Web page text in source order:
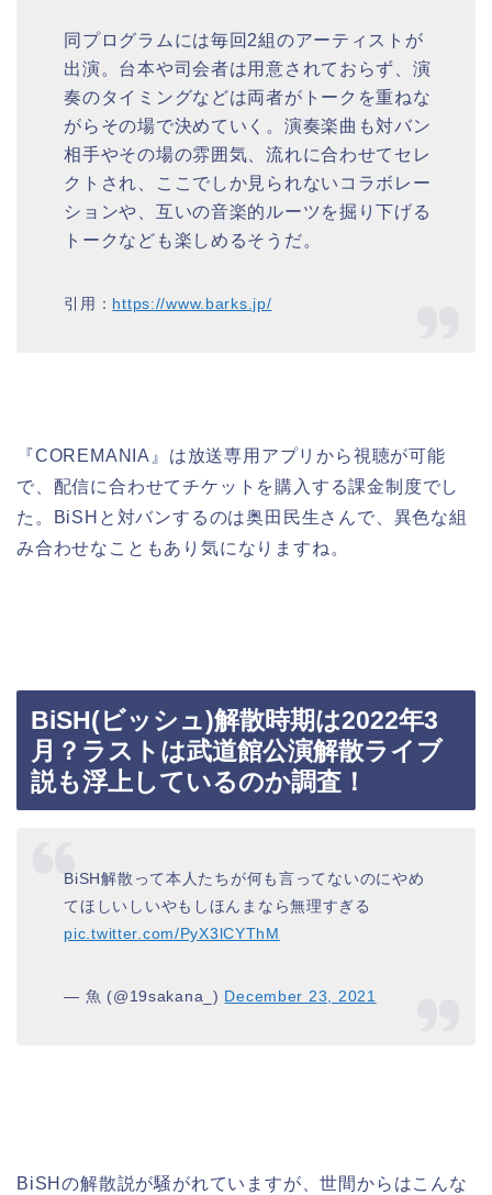
同プログラムには毎回2組のアーティストが
出演。台本や司会者は用意されておらず、演
奏のタイミングなどは両者がトークを重ねな
がらその場で決めていく。演奏楽曲も対バン
相手やその場の雰囲気、流れに合わせてセレ
クトされ、ここでしか見られないコラボレー
ションや、互いの音楽的ルーツを掘り下げる
トークなども楽しめるそうだ。
引用： https://www.barks.jp/
『COREMANIA』は放送専用アプリから視聴が可能
で、配信に合わせてチケットを購入する課金制度でし
た。BiSHと対バンするのは奥田民生さんで、異色な組
み合わせなこともあり気になりますね。
BiSH(ビッシュ)解散時期は2022年3
月？ラストは武道館公演解散ライブ
説も浮上しているのか調査！
BiSH解散って本人たちが何も言ってないのにやめ
てほしいしいやもしほんまなら無理すぎる
pic.twitter.com/PyX3lCYThM
— 魚 (@19sakana_) December 23, 2021
BiSHの解散説が騒がれていますが、世間からはこんな